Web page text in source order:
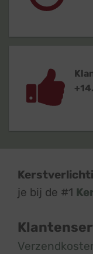
je bij de #1